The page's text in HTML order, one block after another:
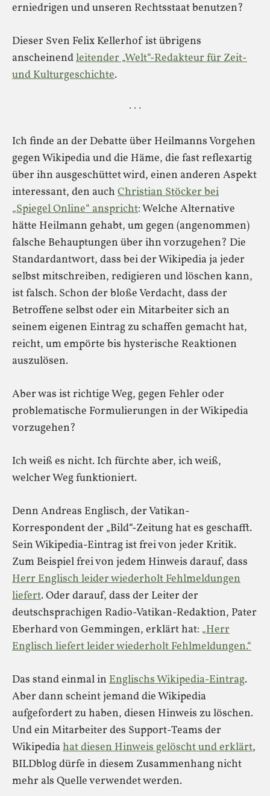
erniedrigen und unseren Rechtsstaat benutzen?
Dieser Sven Felix Kellerhof ist übrigens
anscheinendleitender „Welt“-Redakteur für Zeit-
und Kulturgeschichte.
· · ·
Ich finde an der Debatte über Heilmanns Vorgehen
gegen Wikipedia und die Häme, die fast reflexartig
über ihn ausgeschüttet wird, einen anderen Aspekt
interessant, den auch Christian Stöcker bei
„Spiegel Online“ anspricht: Welche Alternative
hätte Heilmann gehabt, um gegen (angenommen)
falsche Behauptungen über ihn vorzugehen? Die
Standardantwort, dass bei der Wikipedia ja jeder
selbst mitschreiben, redigieren und löschen kann,
ist falsch. Schon der bloße Verdacht, dass der
Betroffene selbst oder ein Mitarbeiter sich an
seinem eigenen Eintrag zu schaffen gemacht hat,
reicht, um empörte bis hysterische Reaktionen
auszulösen.
Aber was ist richtige Weg, gegen Fehler oder
problematische Formulierungen in der Wikipedia
vorzugehen?
Ich weiß es nicht. Ich fürchte aber, ich weiß,
welcher Weg funktioniert.
Denn Andreas Englisch, der Vatikan-
Korrespondent der „Bild“-Zeitung hat es geschafft.
Sein Wikipedia-Eintrag ist frei von jeder Kritik.
Zum Beispiel frei von jedem Hinweis darauf, dass
Herr Englisch leider wiederholt Fehlmeldungen
liefert. Oder darauf, dass der Leiter der
deutschsprachigen Radio-Vatikan-Redaktion, Pater
Eberhard von Gemmingen, erklärt hat: „Herr
Englisch liefert leider wiederholt Fehlmeldungen.“
Das stand einmal in Englischs Wikipedia-Eintrag.
Aber dann scheint jemand die Wikipedia
aufgefordert zu haben, diesen Hinweis zu löschen.
Und ein Mitarbeiter des Support-Teams der
Wikipediahat diesen Hinweis gelöscht und erklärt,
BILDblog dürfe in diesem Zusammenhang nicht
mehr als Quelle verwendet werden.